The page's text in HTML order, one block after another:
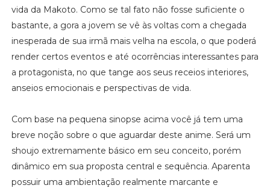
vida da Makoto. Como se tal fato não fosse suficiente o
bastante, a gora a jovem se vê às voltas com a chegada
inesperada de sua irmã mais velha na escola, o que poderá
render certos eventos e até ocorrências interessantes para
a protagonista, no que tange aos seus receios interiores,
anseios emocionais e perspectivas de vida.
Com base na pequena sinopse acima você já tem uma
breve noção sobre o que aguardar deste anime. Será um
shoujo extremamente básico em seu conceito, porém
dinâmico em sua proposta central e sequência. Aparenta
possuir uma ambientação realmente marcante e